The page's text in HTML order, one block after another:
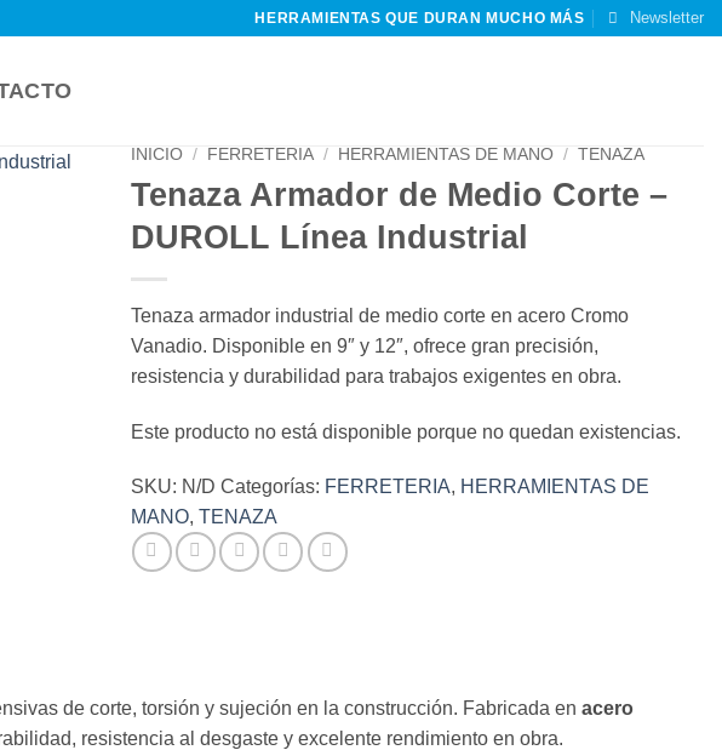
HERRAMIENTAS QUE DURAN MUCHO MÁS Newsletter
INICIO / FERRETERIA / HERRAMIENTAS DE MANO / TENAZA
Tenaza Armador de Medio Corte –
DUROLL Línea Industrial
Tenaza armador industrial de medio corte en acero Cromo
Vanadio. Disponible en 9″ y 12″, ofrece gran precisión,
resistencia y durabilidad para trabajos exigentes en obra.
Este producto no está disponible porque no quedan existencias.
SKU: N/D Categorías: FERRETERIA, HERRAMIENTAS DE
MANO, TENAZA
de corte, torsión y sujeción en la construcción. Fabricada en acero
resistencia al desgaste y excelente rendimiento en obra.